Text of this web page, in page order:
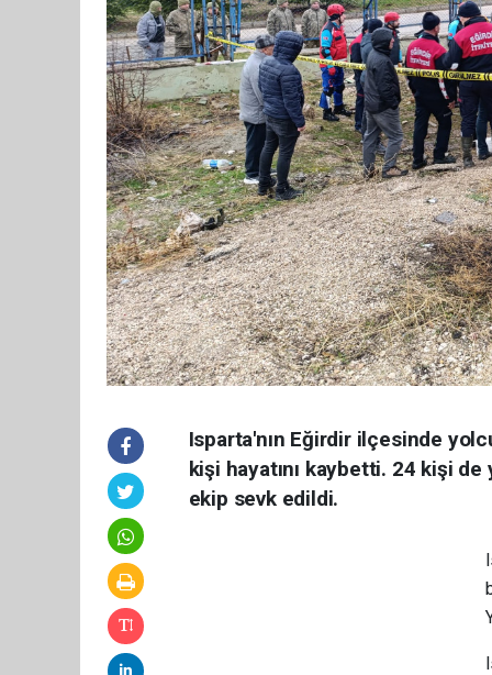
Isparta'nın Eğirdir ilçesinde
kişi hayatını kaybetti. 24 kişi de
ekip sevk edildi.